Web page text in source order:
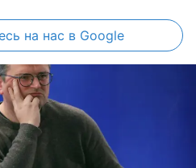
на нас в Google